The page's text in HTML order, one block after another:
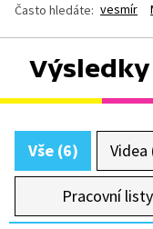
Často hledáte: vesmír
Vše (6) Videa
Pracovní